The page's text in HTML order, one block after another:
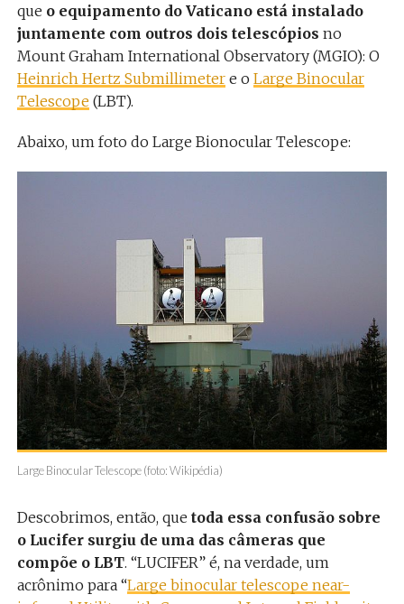
que o equipamento do Vaticano está instalado
juntamente com outros dois telescópios no
Mount Graham International Observatory (MGIO): O
Heinrich Hertz Submillimetere o Large Binocular
Telescope(LBT).
Abaixo, um foto do Large Bionocular Telescope:
Large Binocular Telescope (foto: Wikipédia)
Descobrimos, então, que toda essa confusão sobre
o Lucifer surgiu de uma das câmeras que
compõe o LBT. “LUCIFER” é, na verdade, um
acrônimo para “Large binocular telescope near-